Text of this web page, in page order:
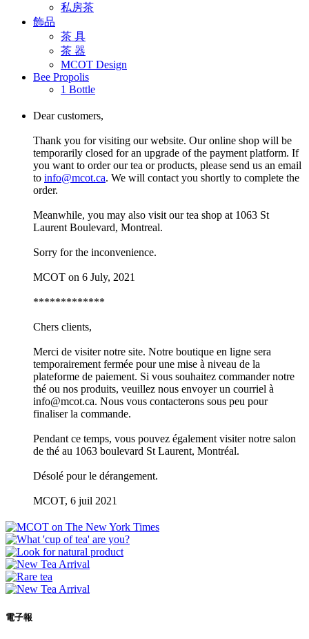
私房茶
飾品
茶 具
茶 器
MCOT Design
Bee Propolis
1 Bottle
Dear customers,
Thank you for visiting our website. Our online shop will be
temporarily closed for an upgrade of the payment platform. If
you want to order our tea or products, please send us an email
to info@mcot.ca. We will contact you shortly to complete the
order.
Meanwhile, you may also visit our tea shop at 1063 St
Laurent Boulevard, Montreal.
Sorry for the inconvenience.
MCOT on 6 July, 2021
*************
Chers clients,
Merci de visiter notre site. Notre boutique en ligne sera
temporairement fermée pour une mise à niveau de la
plateforme de paiement. Si vous souhaitez commander notre
thé ou nos produits, veuillez nous envoyer un courriel à
info@mcot.ca. Nous vous contacterons sous peu pour
finaliser la commande.
Pendant ce temps, vous pouvez également visiter notre salon
de thé au 1063 boulevard St Laurent, Montréal.
Désolé pour le dérangement.
MCOT, 6 juil 2021
電子報